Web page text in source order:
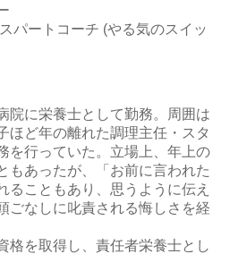
パートコーチ (やる気のスイッ
院に栄養士として勤務。周囲は
ほど年の離れた調理主任・スタ
を行っていた。立場上、年上の
もあったが、「お前に言われた
ることもあり、思うように伝え
ごなしに叱責される悔しさを経
格を取得し、責任者栄養士とし